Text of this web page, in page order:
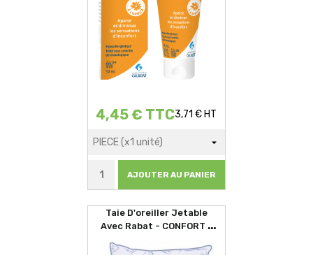
4,45 € TTC3,71 € HT
AJOUTER AU PANIER
Taie D'oreiller Jetable
Avec Rabat - CONFORT -